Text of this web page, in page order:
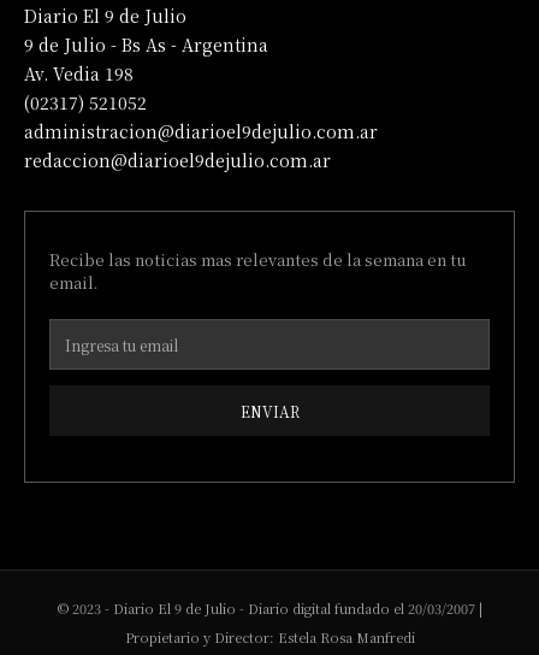
Diario El 9 de Julio
9 de Julio - Bs As - Argentina
Av. Vedia 198
(02317) 521052
administracion@diarioel9dejulio.com.ar
redaccion@diarioel9dejulio.com.ar
Recibe las noticias mas relevantes de la semana en tu
email.
ENVIAR
© 2023 - Diario El 9 de Julio - Diario digital fundado el 20/03/2007 |
Propietario y Director: Estela Rosa Manfredi